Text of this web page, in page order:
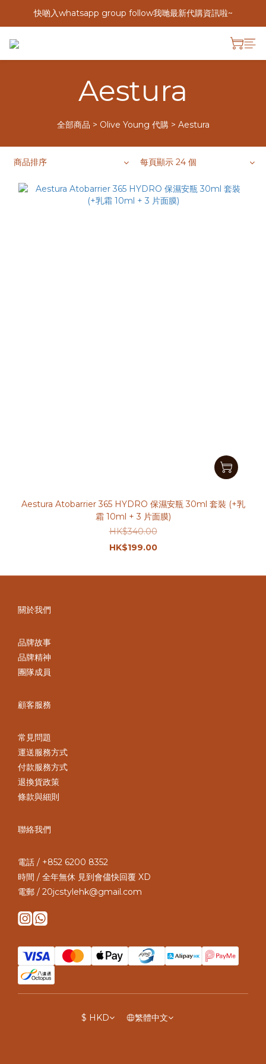
快啲入whatsapp group follow我哋最新代購資訊啦~
Aestura
全部商品 > Olive Young 代購> Aestura
商品排序 每頁顯示 24 個
Aestura Atobarrier 365 HYDRO 保濕安瓶 30ml 套裝 (+乳
霜 10ml + 3 片面膜)
HK$340.00
HK$199.00
關於我們
品牌故事
品牌精神
團隊成員
顧客服務
常見問題
運送服務方式
付款服務方式
退換貨政策
條款與細則
聯絡我們
電話 / +852 6200 8352
時間 / 全年無休 見到會儘快回覆 XD
電郵 / 20jcstylehk@gmail.com
$ HKD 繁體中文